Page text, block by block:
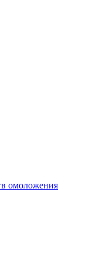
омоложения